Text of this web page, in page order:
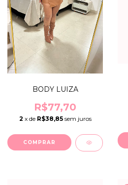
BODY LUIZA
R$77,70
2 x de R$38,85 sem juros
COMPRAR